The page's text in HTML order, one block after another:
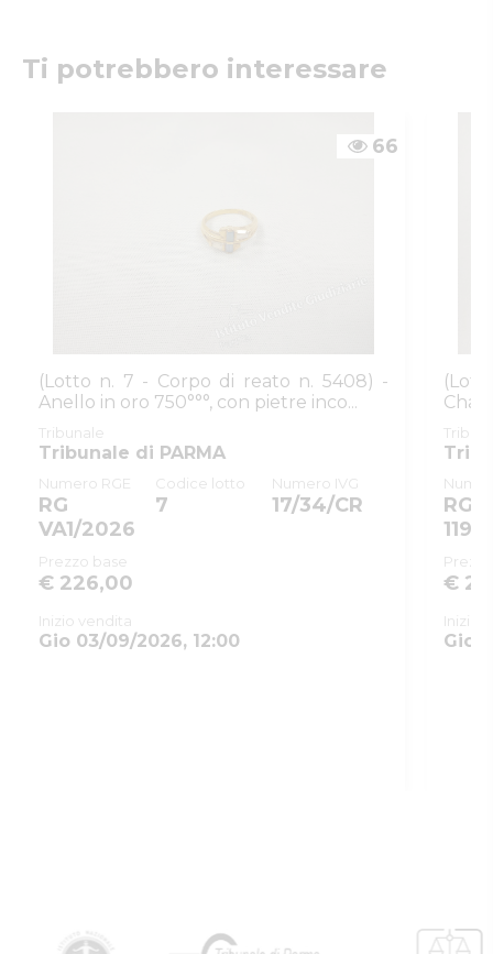
Custode
Ti potrebbero interessare
66
(Lotto n. 7 - Corpo di reato n. 5408) -
Anello in oro 750°°°, con pietre inco...
Tribunale
Tribunale di PARMA
Numero RGE
RG
VA1/2026
Codice lotto
7
Numero IVG
17/34/CR
Prezzo base
€ 226,00
Inizio vendita
Gio 03/09/2026, 12:00
RG
€
Inizio
Gio